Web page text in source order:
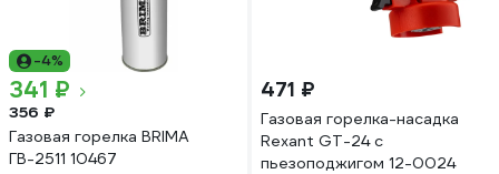
-4%
341 ₽
356 ₽
Газовая горелка BRIMA
ГВ-2511 10467
471 ₽
Газовая горелка-насадка
Rexant GT-24 с
пьезоподжигом 12-0024